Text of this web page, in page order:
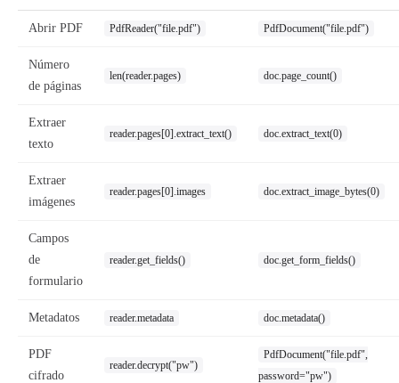
Abrir PDF PdfReader("file.pdf") PdfDocument("file.pdf")
Número
de páginas
len(reader.pages) doc.page_count()
Extraer
texto
reader.pages[0].extract_text() doc.extract_text(0)
Extraer
imágenes
reader.pages[0].images doc.extract_image_bytes(0)
Campos
de
formulario
reader.get_fields() doc.get_form_fields()
Metadatos reader.metadata doc.metadata()
PDF
cifrado
reader.decrypt("pw")
PdfDocument("file.pdf",
password="pw")